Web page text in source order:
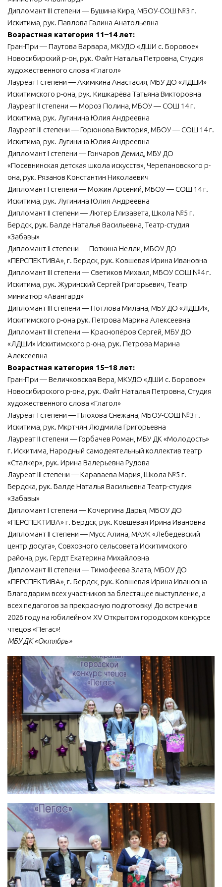
Дипломант III степени — Бушина Кира, МБОУ-СОШ №3 г.
Искитима, рук. Павлова Галина Анатольевна
Возрастная категория 11–14 лет:
Гран-При — Паутова Варвара, МКУДО «ДШИ с. Боровое»
Новосибирский р-он, рук. Файт Наталья Петровна, Студия
художественного слова «Глагол»
Лауреат I степени — Акимкина Анастасия, МБУ ДО «ЛДШИ»
Искитимского р-она, рук. Кишкарёва Татьяна Викторовна
Лауреат II степени — Мороз Полина, МБОУ — СОШ 14 г.
Искитима, рук. Лугинина Юлия Андреевна
Лауреат III степени — Горюнова Виктория, МБОУ — СОШ 14 г.
Искитима, рук. Лугинина Юлия Андреевна
Дипломант I степени — Гончаров Демид, МБУ ДО
«Посевнинская детская школа искусств», Черепановского р-
она, рук. Рязанов Константин Николаевич
Дипломант I степени — Можин Арсений, МБОУ — СОШ 14 г.
Искитима, рук. Лугинина Юлия Андреевна
Дипломант II степени — Лютер Елизавета, Школа №5 г.
Бердск, рук. Балде Наталья Васильевна, Театр-студия
«Забавы»
Дипломант II степени — Поткина Нелли, МБОУ ДО
«ПЕРСПЕКТИВА», г. Бердск, рук. Ковшевая Ирина Ивановна
Дипломант III степени — Светиков Михаил, МБОУ СОШ №4 г.
Искитима, рук. Журинский Сергей Григорьевич, Театр
миниатюр «Авангард»
Дипломант III степени — Потлова Милана, МБУ ДО «ЛДШИ»,
Искитимского р-она рук. Петрова Марина Алексеевна
Дипломант III степени — Краснопёров Сергей, МБУ ДО
«ЛДШИ» Искитимского р-она, рук. Петрова Марина
Алексеевна
Возрастная категория 15–18 лет:
Гран-При — Величковская Вера, МКУДО «ДШИ с. Боровое»
Новосибирского р-она, рук. Файт Наталья Петровна, Студия
художественного слова «Глагол»
Лауреат I степени — Плохова Снежана, МБОУ-СОШ №3 г.
Искитима, рук. Мкртчян Людмила Григорьевна
Лауреат II степени — Горбачев Роман, МБУ ДК «Молодость»
г. Искитима, Народный самодеятельный коллектив театр
«Сталкер», рук. Ирина Валерьевна Рудова
Лауреат III степени — Караваева Мария, Школа №5 г.
Бердска, рук. Балде Наталья Васильевна Театр-студия
«Забавы»
Дипломант I степени — Кочергина Дарья, МБОУ ДО
«ПЕРСПЕКТИВА» г. Бердск, рук. Ковшевая Ирина Ивановна
Дипломант II степени — Мусс Алина, МАУК «Лебедевский
центр досуга», Совхозного сельсовета Искитимского
района, рук. Гердт Екатерина Михайловна
Дипломант III степени — Тимофеева Злата, МБОУ ДО
«ПЕРСПЕКТИВА», г. Бердск, рук. Ковшевая Ирина Ивановна
Благодарим всех участников за блестящее выступление, а
всех педагогов за прекрасную подготовку! До встречи в
2026 году на юбилейном XV Открытом городском конкурсе
чтецов «Пегас»!
МБУ ДК «Октябрь»